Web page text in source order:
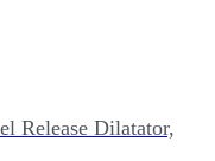
Release Dilatator,